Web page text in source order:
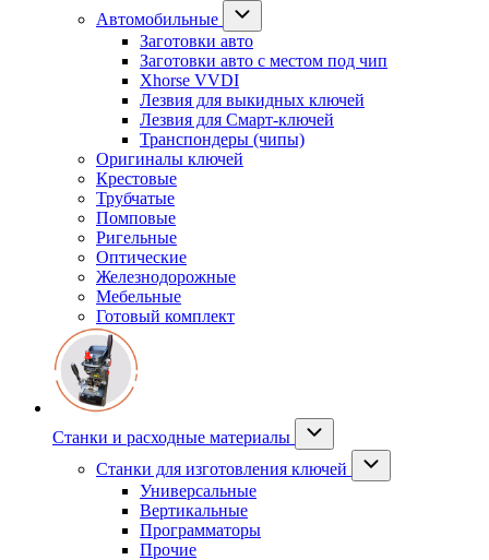
Автомобильные
Заготовки авто
Заготовки авто с местом под чип
Xhorse VVDI
Лезвия для выкидных ключей
Лезвия для Смарт-ключей
Транспондеры (чипы)
Оригиналы ключей
Крестовые
Трубчатые
Помповые
Ригельные
Оптические
Железнодорожные
Мебельные
Готовый комплект
Станки и расходные материалы
Станки для изготовления ключей
Универсальные
Вертикальные
Программаторы
Прочие